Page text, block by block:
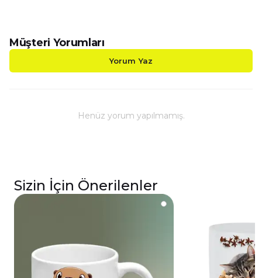
Müşteri Yorumları
Yorum Yaz
Henüz yorum yapılmamış.
Sizin İçin Önerilenler